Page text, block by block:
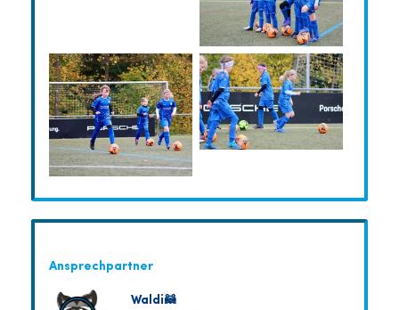
Ansprechpartner
Waldi🦝